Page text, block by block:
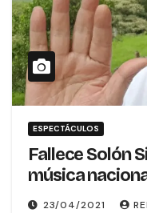
ESPECTÁCULOS
Fallece Solón
música
23/04/2021